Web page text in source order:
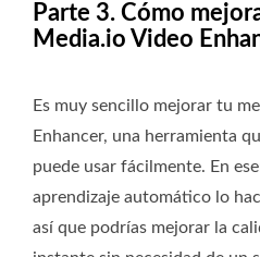
Parte 3. Cómo
Media.io Video
Es muy sencillo mejorar tu
Enhancer, una herramienta
puede usar fácilmente. En
aprendizaje automático lo
así que podrías mejorar la